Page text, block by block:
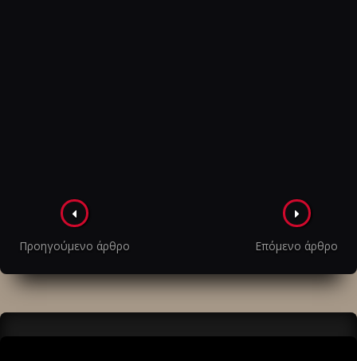
Πλοήγηση
στα
άρθρα
Προηγούμενο άρθρο Επόμενο άρθρο